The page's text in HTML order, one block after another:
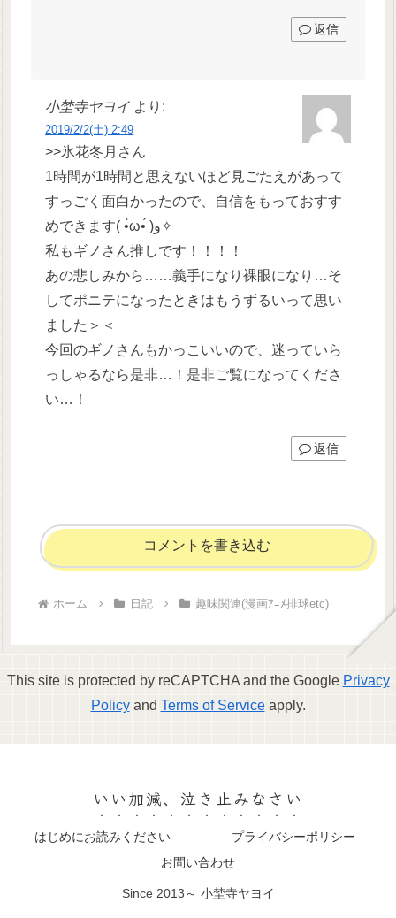
返信
小埜寺ヤヨイ より:
2019/2/2(土) 2:49
>>氷花冬月さん
1時間が1時間と思えないほど見ごたえがあって
すっごく面白かったので、自信をもっておすす
めできます( •̀ω•́ )و✧
私もギノさん推しです！！！！
あの悲しみから……義手になり裸眼になり…そ
してポニテになったときはもうずるいって思い
ました＞＜
今回のギノさんもかっこいいので、迷っていら
っしゃるなら是非…！是非ご覧になってくださ
い…！
返信
コメントを書き込む
ホーム 日記 趣味関連(漫画ｱﾆﾒ排球etc)
This site is protected by reCAPTCHA and the Google Privacy
Policyand Terms of Serviceapply.
いい加減、泣き止みなさい
はじめにお読みください
プライバシーポリシー
お問い合わせ
Since 2013～ 小埜寺ヤヨイ